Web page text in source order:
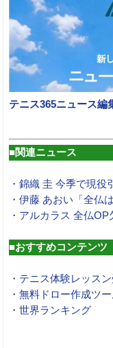
テニス365ニュース編
■関連ニュース
・錦織 圭 今季で現役
・伊藤 あおい「全仏
・アルカラス 全仏
■おすすめコンテンツ
・テニス体験レッス
・無料ドロー作成ツ
・世界ランキング